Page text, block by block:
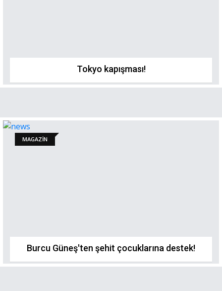
Tokyo kapışması!
MAGAZİN
Burcu Güneş'ten şehit çocuklarına destek!